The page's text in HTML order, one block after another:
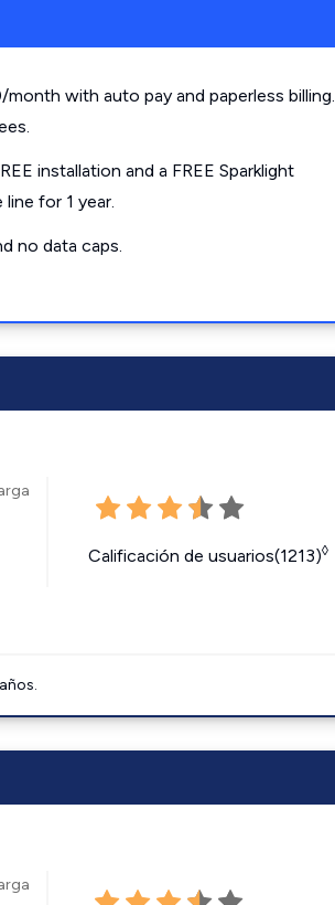
with auto pay and paperless billing.
installation and a FREE Sparklight
for 1 year.
no data caps.
Calificación de usuarios(1213)◊